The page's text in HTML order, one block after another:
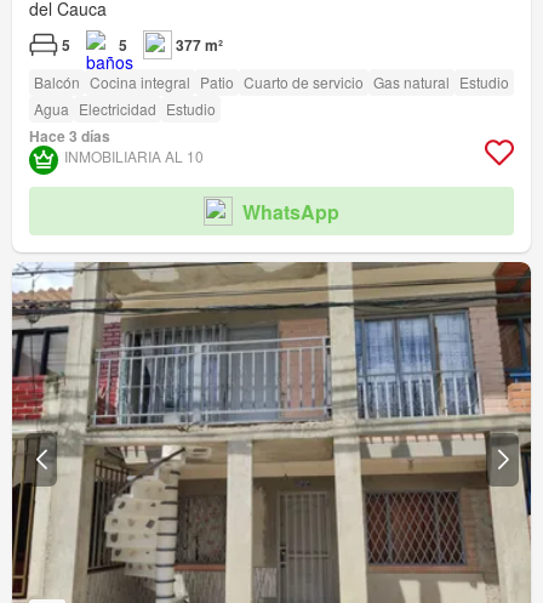
del Cauca
5 5 377 m²
Balcón Cocina integral Patio Cuarto de servicio Gas natural Estudio
Agua Electricidad Estudio
Hace 3 días
INMOBILIARIA AL 10
WhatsApp